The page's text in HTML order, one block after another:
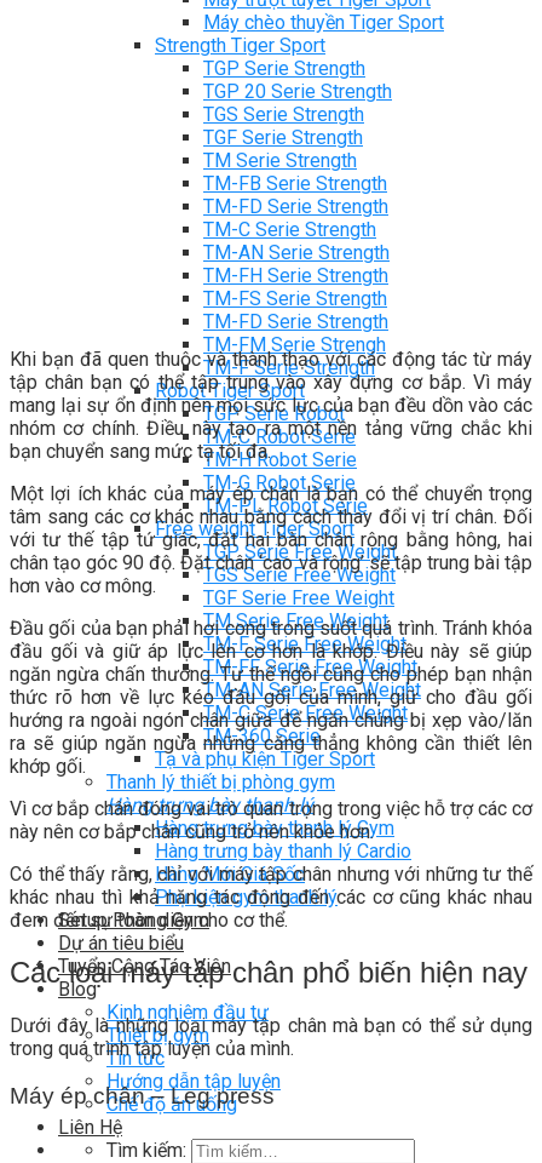
Máy chèo thuyền Tiger Sport
Strength Tiger Sport
TGP Serie Strength
TGP 20 Serie Strength
TGS Serie Strength
TGF Serie Strength
TM Serie Strength
TM-FB Serie Strength
TM-FD Serie Strength
TM-C Serie Strength
TM-AN Serie Strength
TM-FH Serie Strength
TM-FS Serie Strength
TM-FD Serie Strength
TM-FM Serie Strengh
TM-F Serie Strength
Robot Tiger Sport
TGP Serie Robot
TM-C Robot Serie
TM-H Robot Serie
TM-G Robot Serie
TM-PL Robot Serie
Free weight Tiger Sport
TGP Serie Free Weight
TGS Serie Free Weight
TGF Serie Free Weight
TM Serie Free Weight
TM-F Serie Free Weight
TM-FF Serie Free Weight
TM-AN Serie Free Weight
TM-C Serie Free Weight
TM-360 Serie
Tạ và phụ kiện Tiger Sport
Thanh lý thiết bị phòng gym
Hàng trưng bày thanh lý
Hàng trưng bày thanh lý Gym
Hàng trưng bày thanh lý Cardio
Hàng Mới Giá Sốc
Phụ kiện gym thanh lý
Setup Phòng Gym
Dự án tiêu biểu
Tuyển Cộng Tác Viên
Blog
Kinh nghiệm đầu tư
Thiết bị gym
Tin tức
Hướng dẫn tập luyện
Chế độ ăn uống
Liên Hệ
Tìm kiếm:
Khi bạn đã quen thuộc và thành thạo với các động tác từ máy
tập chân bạn có thể tập trung vào xây dựng cơ bắp. Vì máy
mang lại sự ổn định nên mọi sức lực của bạn đều dồn vào các
nhóm cơ chính. Điều này tạo ra một nền tảng vững chắc khi
bạn chuyển sang mức tạ tối đa.
Một lợi ích khác của máy ép chân là bạn có thể chuyển trọng
tâm sang các cơ khác nhau bằng cách thay đổi vị trí chân. Đối
với tư thế tập tứ giác, đặt hai bàn chân rộng bằng hông, hai
chân tạo góc 90 độ. Đặt chân ‘cao và rộng’ sẽ tập trung bài tập
hơn vào cơ mông.
Đầu gối của bạn phải hơi cong trong suốt quá trình. Tránh khóa
đầu gối và giữ áp lực lên cơ hơn là khớp. Điều này sẽ giúp
ngăn ngừa chấn thương. Tư thế ngồi cũng cho phép bạn nhận
thức rõ hơn về lực kéo đầu gối của mình, giữ cho đầu gối
hướng ra ngoài ngón chân giữa để ngăn chúng bị xẹp vào/lăn
ra sẽ giúp ngăn ngừa những căng thẳng không cần thiết lên
khớp gối.
Vì cơ bắp chân đóng vai trò quan trọng trong việc hỗ trợ các cơ
này nên cơ bắp chân cũng trở nên khỏe hơn.
Có thể thấy rằng, chỉ với máy tập chân nhưng với những tư thế
khác nhau thì khả năng tác động đến các cơ cũng khác nhau
đem đến sự toàn diện cho cơ thể.
Các loại máy tập chân phổ biến hiện nay
Dưới đây là những loại máy tập chân mà bạn có thể sử dụng
trong quá trình tập luyện của mình.
Máy ép chân – Leg press